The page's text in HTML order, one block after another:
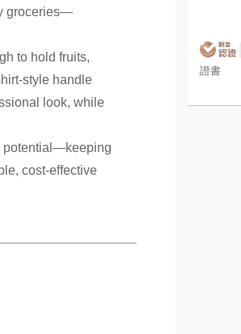
groceries—
to hold fruits,
style handle
look, while
potential—keeping
cost-effective
證書